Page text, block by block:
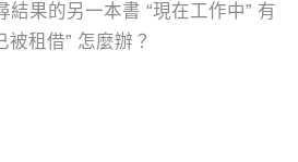
結果的另一本書 “現在工作中” 有
被租借” 怎麼辦？